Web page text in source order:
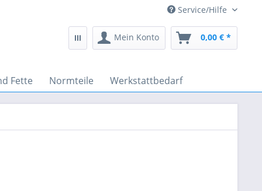
Service/Hilfe
Mein Konto 0,00 € *
Fette Normteile Werkstattbedarf